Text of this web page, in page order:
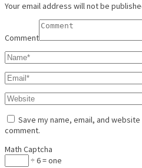
Your email address will not be
Comment
Save my name, email, and
comment.
Math Captcha
÷ 6 = one